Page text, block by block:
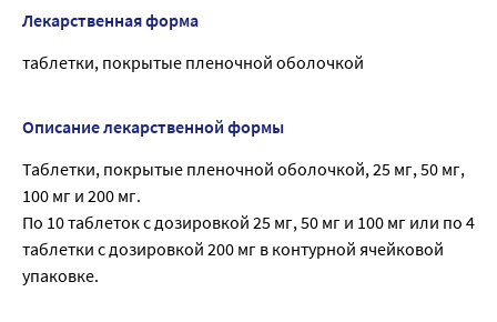
Лекарственная форма
таблетки, покрытые пленочной оболочкой
Описание лекарственной формы
Таблетки, покрытые пленочной оболочкой, 25 мг, 50 мг,
100 мг и 200 мг.
По 10 таблеток с дозировкой 25 мг, 50 мг и 100 мг или по 4
таблетки с дозировкой 200 мг в контурной ячейковой
упаковке.